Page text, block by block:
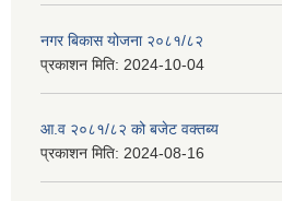
नगर बिकास योजना २०८१/८२
प्रकाशन मिति: 2024-10-04
आ.व २०८१/८२ को बजेट वक्तब्य
प्रकाशन मिति: 2024-08-16